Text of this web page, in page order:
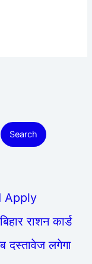
Search
Apply
राशन कार्ड
लगेगा